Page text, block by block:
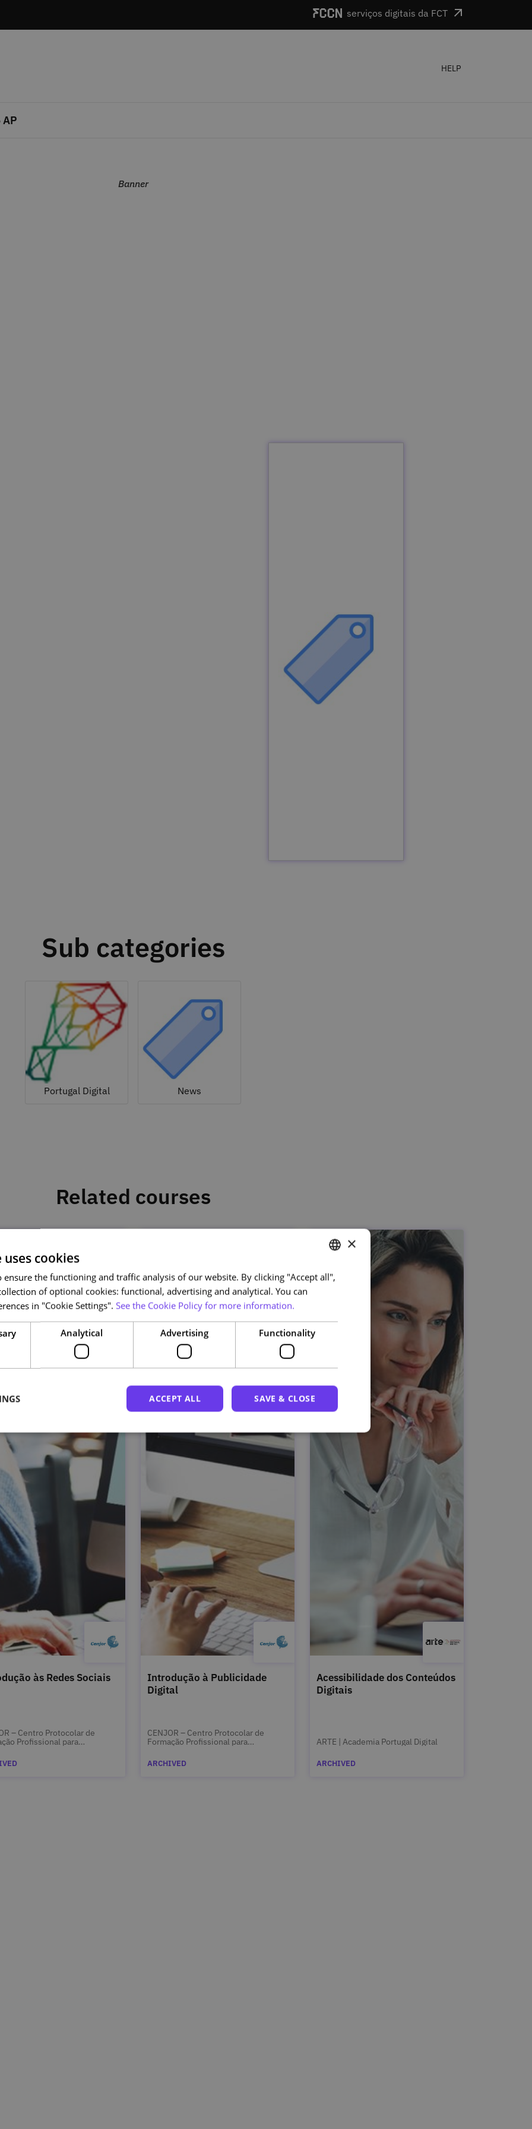
serviços digitais da FCT
HELP
AP
Banner
Sub categories
Portugal Digital News
Related courses
às Redes Sociais
– Centro Protocolar de
Profissional para
Introdução à Publicidade
Digital
CENJOR – Centro Protocolar de
Formação Profissional para
ARCHIVED
Acessibilidade dos Conteúdos
Digitais
ARTE | Academia Portugal Digital
ARCHIVED
PORTUGUESE
ENGLISH
×
cookies
ensure the functioning and traffic analysis of our website. By clicking "Accept all",
of optional cookies: functional, advertising and analytical. You can
in "Cookie Settings". See the Cookie Policy for more information.
Analytical Advertising Functionality
SAVE & CLOSE
ACCEPT ALL